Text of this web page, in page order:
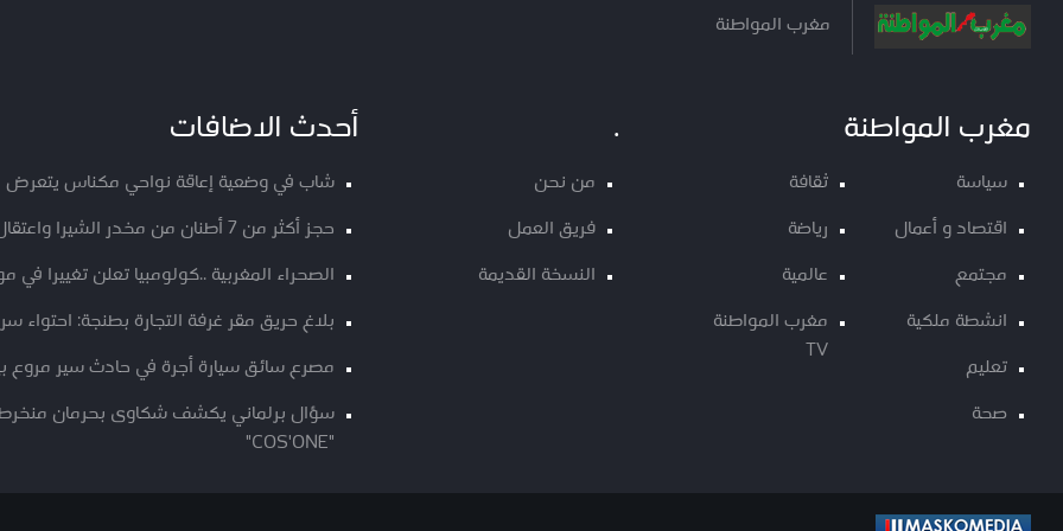
مغرب المواطنة
مغرب المواطنة
سياسة
اقتصاد و أعمال
مجتمع
انشطة ملكية
تعليم
صحة
ثقافة
رياضة
عالمية
مغرب المواطنة
TV
.
من نحن
فريق العمل
النسخة القديمة
أحدث الاضافات
شاب في وضعية إعاقة نواحي مكناس يتعرض
حجز أكثر من 7 أطنان من مخدر الشيرا واعتقال شخصين بمدخل إساكن بإقليم الحسيمة
الصحراء المغربية ..كولومبيا تعلن تغييرا
بلاغ حريق مقر غرفة التجارة بطنجة:
مصرع سائق سيارة أجرة في حادث سير
سؤال برلماني يكشف شكاوى بحرمان
"COS'ONE"